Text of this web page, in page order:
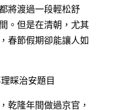
將渡過一段輕松舒
。但是在清朝，尤其
春節假期卻能讓人如
睬治安題目
乾隆年間做過京官，